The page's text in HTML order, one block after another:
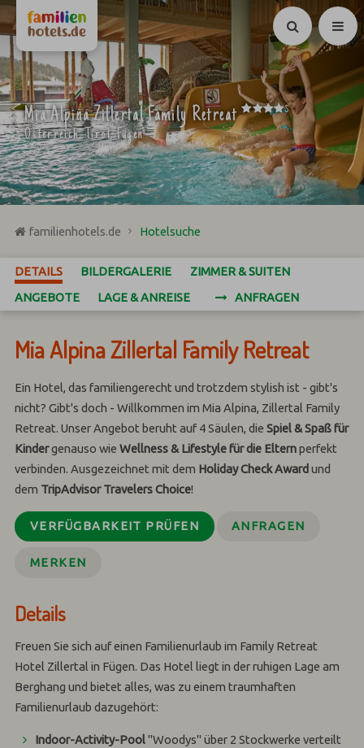
Suchen
Mia Alpina Zillertal Family Retreat ****
S
Österreich, Tirol, Fügen
familienhotels.de Hotelsuche
DETAILS BILDERGALERIE
ZIMMER & SUITEN
ANGEBOTE
LAGE & ANREISE ANFRAGEN
Mia Alpina Zillertal Family Retreat
Ein Hotel, das familiengerecht und trotzdem stylish ist - gibt's
nicht? Gibt's doch - Willkommen im Mia Alpina, Zillertal Family
Retreat. Unser Angebot beruht auf 4 Säulen, dieSpiel & Spaß für
Kindergenauso wieWellness & Lifestyle für die Elternperfekt
verbinden. Ausgezeichnet mit dem Holiday Check Award und
dem TripAdvisor Travelers Choice!
VERFÜGBARKEIT PRÜFEN ANFRAGEN
MERKEN
Details
Freuen Sie sich auf einen Familienurlaub im Family Retreat
Hotel Zillertal in Fügen. Das Hotel liegt in der ruhigen Lage am
Berghang und bietet alles, was zu einem traumhaften
Familienurlaub dazugehört:
Indoor-Activity-Pool"Woodys" über 2 Stockwerke verteilt